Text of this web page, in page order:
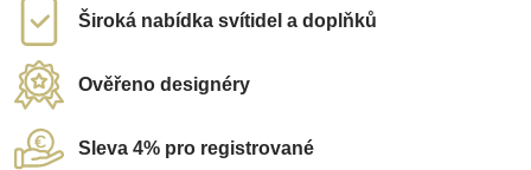
Široká nabídka svítidel a doplňků
Ověřeno designéry
Sleva 4% pro registrované